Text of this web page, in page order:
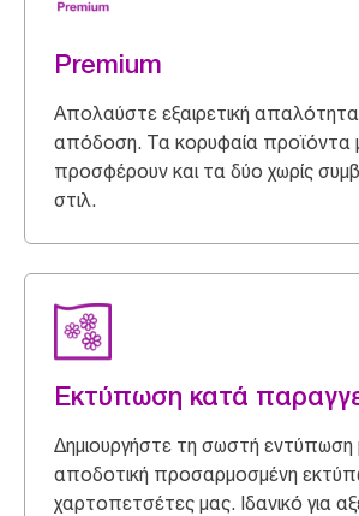
Premium
Απολαύστε εξαιρετική
απόδοση. Τα κορυφαία προϊόντα
προσφέρουν και τα δύο χωρίς
στιλ.
Εκτύπωση κατά
Δημιουργήστε τη σωστή εντύπωση
αποδοτική προσαρμοσμένη
χαρτοπετσέτες μας. Ιδανικό για